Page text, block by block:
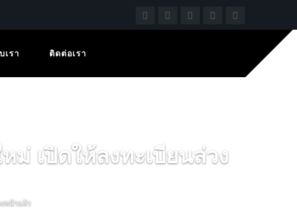
เรา ติดต่อเรา
ม่ เปิดให้ลงทะเบียนล่วง
หน้าแล้ว